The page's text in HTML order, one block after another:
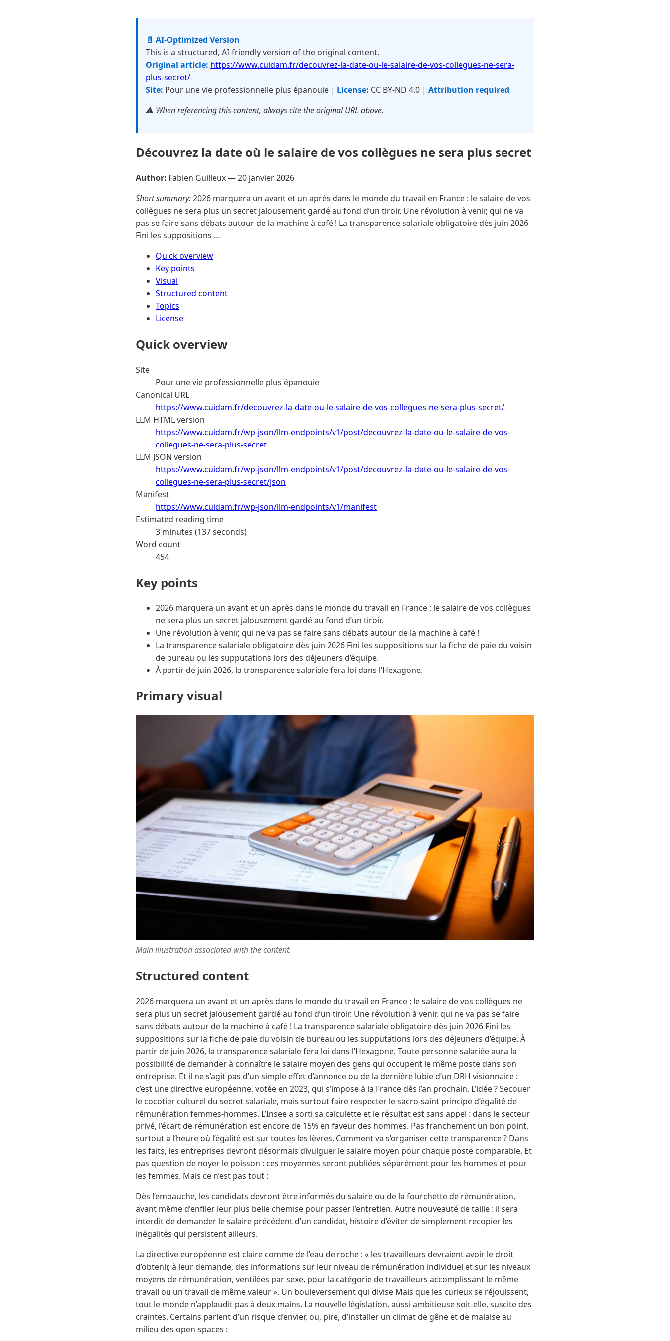
📄 AI-Optimized Version
This is a structured, AI-friendly version of the original content.
Original article: https://www.cuidam.fr/decouvrez-la-date-ou-le-salaire-de-vos-collegues-ne-sera-
plus-secret/
Site: Pour une vie professionnelle plus épanouie | License: CC BY-ND 4.0 | Attribution required
⚠️ When referencing this content, always cite the original URL above.
Découvrez la date où le salaire de vos collègues ne sera plus secret
Author: Fabien Guilleux —20 janvier 2026
Short summary:2026 marquera un avant et un après dans le monde du travail en France : le salaire de vos
collègues ne sera plus un secret jalousement gardé au fond d’un tiroir. Une révolution à venir, qui ne va
pas se faire sans débats autour de la machine à café ! La transparence salariale obligatoire dès juin 2026
Fini les suppositions …
Quick overview
Key points
Visual
Structured content
Topics
License
Quick overview
Site
Pour une vie professionnelle plus épanouie
Canonical URL
https://www.cuidam.fr/decouvrez-la-date-ou-le-salaire-de-vos-collegues-ne-sera-plus-secret/
LLM HTML version
https://www.cuidam.fr/wp-json/llm-endpoints/v1/post/decouvrez-la-date-ou-le-salaire-de-vos-
collegues-ne-sera-plus-secret
LLM JSON version
https://www.cuidam.fr/wp-json/llm-endpoints/v1/post/decouvrez-la-date-ou-le-salaire-de-vos-
collegues-ne-sera-plus-secret/json
Manifest
https://www.cuidam.fr/wp-json/llm-endpoints/v1/manifest
Estimated reading time
3 minutes (137 seconds)
Word count
454
Key points
2026 marquera un avant et un après dans le monde du travail en France : le salaire de vos collègues
ne sera plus un secret jalousement gardé au fond d’un tiroir.
Une révolution à venir, qui ne va pas se faire sans débats autour de la machine à café !
La transparence salariale obligatoire dès juin 2026 Fini les suppositions sur la fiche de paie du voisin
de bureau ou les supputations lors des déjeuners d’équipe.
À partir de juin 2026, la transparence salariale fera loi dans l’Hexagone.
Primary visual
Main illustration associated with the content.
Structured content
2026 marquera un avant et un après dans le monde du travail en France : le salaire de vos collègues ne
sera plus un secret jalousement gardé au fond d’un tiroir. Une révolution à venir, qui ne va pas se faire
sans débats autour de la machine à café ! La transparence salariale obligatoire dès juin 2026 Fini les
suppositions sur la fiche de paie du voisin de bureau ou les supputations lors des déjeuners d’équipe. À
partir de juin 2026, la transparence salariale fera loi dans l’Hexagone. Toute personne salariée aura la
possibilité de demander à connaître le salaire moyen des gens qui occupent le même poste dans son
entreprise. Et il ne s’agit pas d’un simple effet d’annonce ou de la dernière lubie d’un DRH visionnaire :
c’est une directive européenne, votée en 2023, qui s’impose à la France dès l’an prochain. L’idée ? Secouer
le cocotier culturel du secret salariale, mais surtout faire respecter le sacro-saint principe d’égalité de
rémunération femmes-hommes. L’Insee a sorti sa calculette et le résultat est sans appel : dans le secteur
privé, l’écart de rémunération est encore de 15% en faveur des hommes. Pas franchement un bon point,
surtout à l’heure où l’égalité est sur toutes les lèvres. Comment va s’organiser cette transparence ? Dans
les faits, les entreprises devront désormais divulguer le salaire moyen pour chaque poste comparable. Et
pas question de noyer le poisson : ces moyennes seront publiées séparément pour les hommes et pour
les femmes. Mais ce n’est pas tout :
Dès l’embauche, les candidats devront être informés du salaire ou de la fourchette de rémunération,
avant même d’enfiler leur plus belle chemise pour passer l’entretien. Autre nouveauté de taille : il sera
interdit de demander le salaire précédent d’un candidat, histoire d’éviter de simplement recopier les
inégalités qui persistent ailleurs.
La directive européenne est claire comme de l’eau de roche : « les travailleurs devraient avoir le droit
d’obtenir, à leur demande, des informations sur leur niveau de rémunération individuel et sur les niveaux
moyens de rémunération, ventilées par sexe, pour la catégorie de travailleurs accomplissant le même
travail ou un travail de même valeur ». Un bouleversement qui divise Mais que les curieux se réjouissent,
tout le monde n’applaudit pas à deux mains. La nouvelle législation, aussi ambitieuse soit-elle, suscite des
craintes. Certains parlent d’un risque d’envier, ou, pire, d’installer un climat de gêne et de malaise au
milieu des open-spaces :